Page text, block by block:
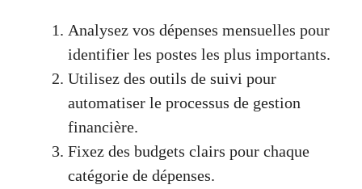
Analysez vos dépenses mensuelles pour
identifier les postes les plus importants.
Utilisez des outils de suivi pour
automatiser le processus de gestion
financière.
Fixez des budgets clairs pour chaque
catégorie de dépenses.